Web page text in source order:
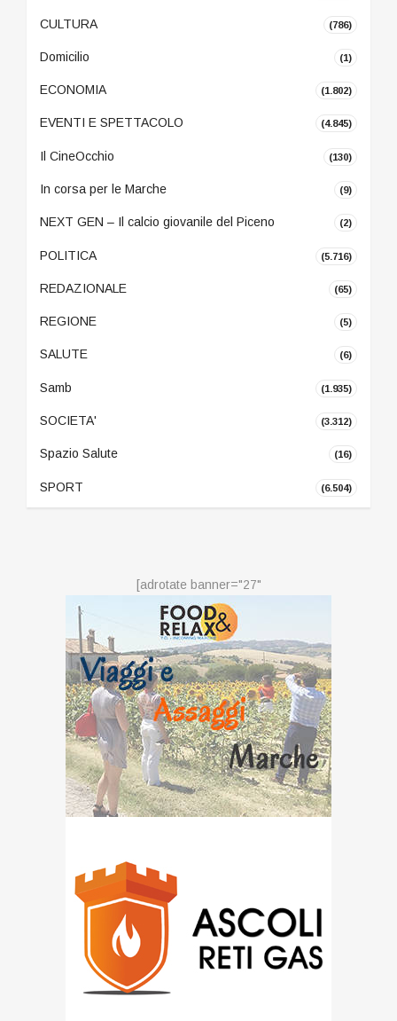
CULTURA (786)
Domicilio (1)
ECONOMIA (1.802)
EVENTI E SPETTACOLO (4.845)
Il CineOcchio (130)
In corsa per le Marche (9)
NEXT GEN – Il calcio giovanile del Piceno (2)
POLITICA (5.716)
REDAZIONALE (65)
REGIONE (5)
SALUTE (6)
Samb (1.935)
SOCIETA' (3.312)
Spazio Salute (16)
SPORT (6.504)
[adrotate banner="27"